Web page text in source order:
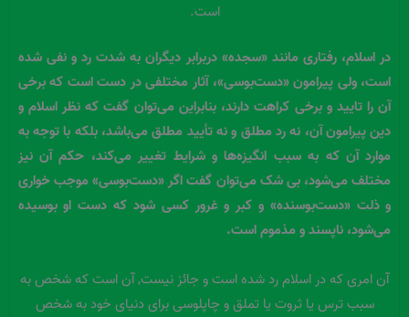
است.
در اسلام، رفتاری مانند «سجده» دربرابر دیگران به شدت رد و نفی شده
است، ولی پیرامون «دست‌بوسی»، آثار مختلفی در دست است که برخی
آن را تایید و برخی کراهت دارند، بنابراین می‌توان گفت که نظر اسلام و
دین پیرامون آن، نه رد مطلق و نه تأیید مطلق می‌باشد، بلکه با توجه به
موارد آن که به سبب انگیزه‌ها و شرایط تغییر می‌کند، حکم آن نیز
مختلف می‌شود، بی شک می‌توان گفت اگر «دست‌بوسی» موجب خواری
و ذلت «دست‌بوسنده» و کبر و غرور کسی شود که دست او بوسیده
می‌شود، ناپسند و مذموم است.
آن امری که در اسلام رد شده است و جائز نیست, آن است که شخص به
سبب ترس یا ثروت یا تملق و چاپلوسی برای دنیای خود به شخص